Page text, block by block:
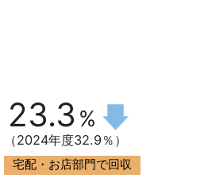
23.3 %
（2024年度32.9％）
宅配・お店部門で回収